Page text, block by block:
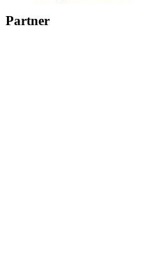
Partner